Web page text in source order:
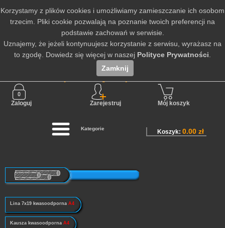
Nie jesteś zalogowany
Zaloguj Zarejestruj Mój koszyk
Kategorie
Lina 7x19 kwasoodporna A4
Kausza kwasoodporna A4
Koszyk:0.00 zł
Korzystamy z plików cookies i umożliwiamy zamieszczanie ich osobom
trzecim. Pliki cookie pozwalają na poznanie twoich preferencji na
podstawie zachowań w serwisie.
Uznajemy, że jeżeli kontynuujesz korzystanie z serwisu, wyrażasz na
to zgodę. Dowiedz się więcej w naszej Polityce Prywatności
Zamknij